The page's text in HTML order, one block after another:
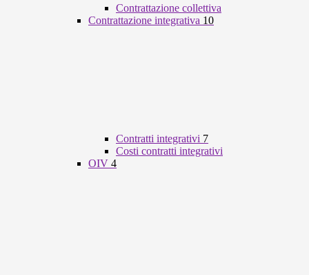
Contrattazione collettiva
Contrattazione integrativa 10
Contratti integrativi 7
Costi contratti integrativi
OIV 4